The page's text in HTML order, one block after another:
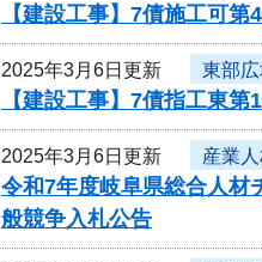
【建設工事】7債施工可
2025年3月6日更新 東部
【建設工事】7債指工東
2025年3月6日更新 産業
令和7年度岐阜県総合人
般競争入札公告